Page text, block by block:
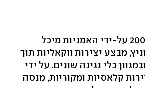
ההרכב, שנוסד ב-2003 על-ידי האמניות מיכל
מבצע יצירות ווקאליות תוך
כלי נגינה שונים. על ידי
קלאסיות ומקוריות, מנסה